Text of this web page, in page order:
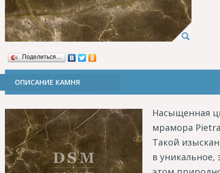
Поделиться…
ОПИСАНИЕ КАМНЯ
Насыщенная
мрамора
Такой
в уникальное,